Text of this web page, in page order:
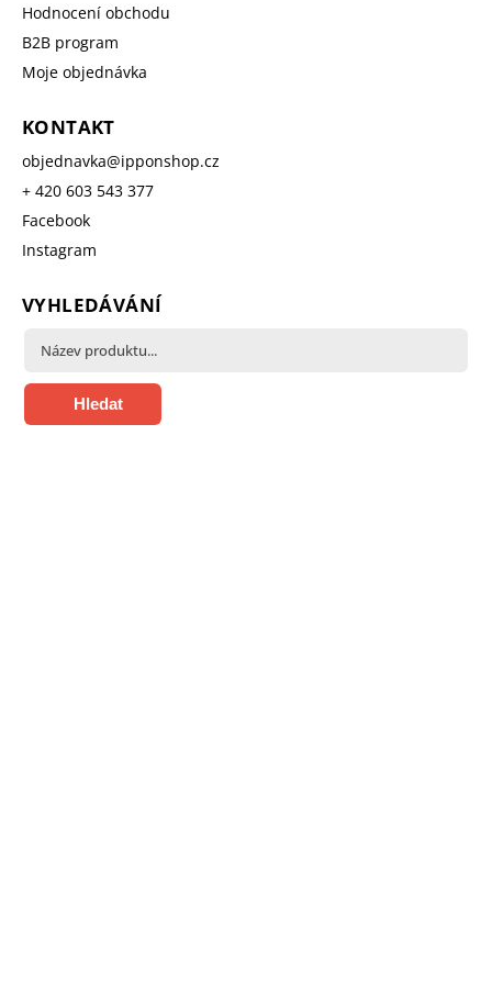
Hodnocení obchodu
B2B program
Moje objednávka
KONTAKT
objednavka@ipponshop.cz
+ 420 603 543 377
Facebook
Instagram
VYHLEDÁVÁNÍ
Hledat